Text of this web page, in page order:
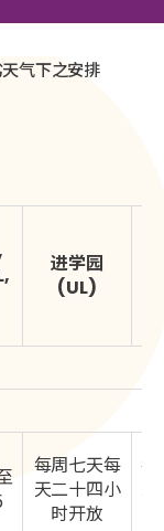
气下之安排
进学园
(UL)
每周七天每
天二十四小
时开放
每